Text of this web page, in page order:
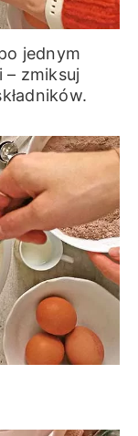
jednym
– zmiksuj